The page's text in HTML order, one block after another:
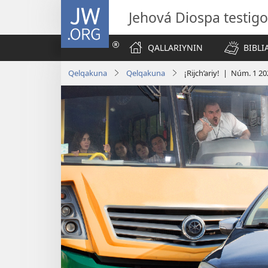
JW.ORG
Jehová Diospa
QALLARIYNIN
Qelqakuna Qelqakuna ¡Rijch’ariy! | Núm. 1